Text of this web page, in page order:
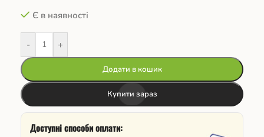
Є в наявності
- +
Додати в кошик
Купити зараз
Доступні способи оплати: